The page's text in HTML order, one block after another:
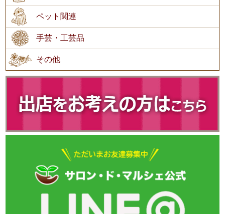
ペット関連
手芸・工芸品
その他